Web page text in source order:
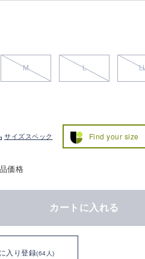
M L
サイズスペック Find your size
価格
カートに入れる
入り登録(64人)